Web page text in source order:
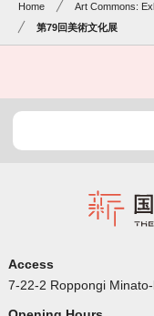
Home
Art Commons:
第79回美術文化展
Access
7-22-2 Roppongi